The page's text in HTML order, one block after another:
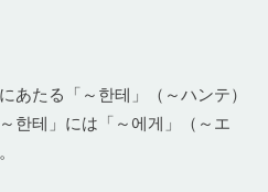
あたる「～한테」（～ハンテ）
한테」には「～에게」（～エ